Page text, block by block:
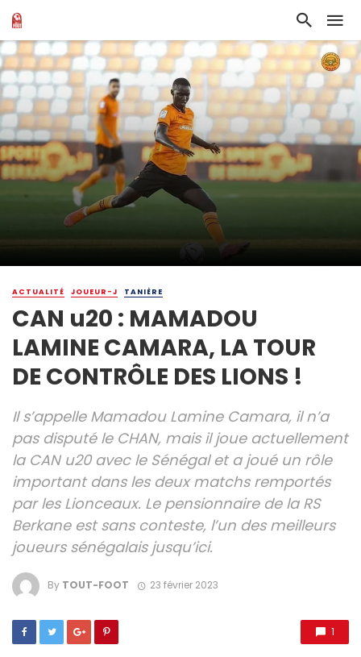
ACTUALITÉ JOUEUR-J TANIÈRE
CAN u20 : MAMADOU
LAMINE CAMARA, LA TOUR
DE CONTRÔLE DES LIONS !
Il s’appelle Mamadou Lamine Camara, il n’a
pas disputé le CHAN, mais il joue actuellement
la CAN u20 avec le Sénégal et a joué un rôle
important dans les deux matchs remportés
par les Lionceaux. Le pensionnaire de la RS
Berkane est sans conteste, l’un des meilleurs
joueurs sénégalais jusqu’ici.
By TOUT-FOOT 23 février 2023
1